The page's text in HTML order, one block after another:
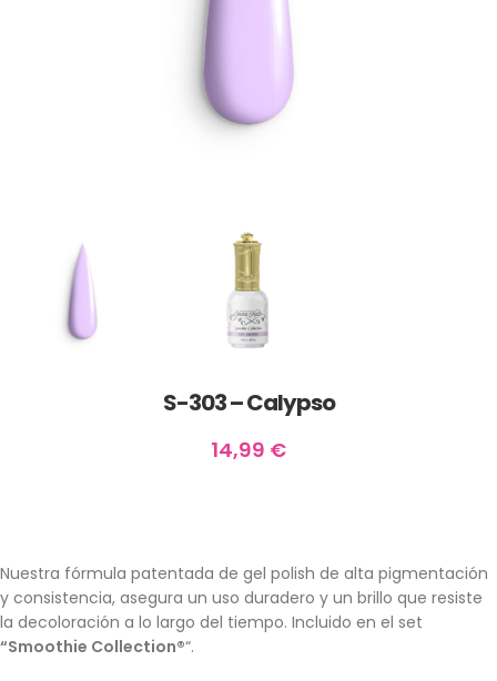
S-303 – Calypso
14,99 €
Nuestra fórmula patentada de gel polish de alta pigmentación
y consistencia, asegura un uso duradero y un brillo que resiste
la decoloración a lo largo del tiempo. Incluido en el set
“Smoothie Collection®“.